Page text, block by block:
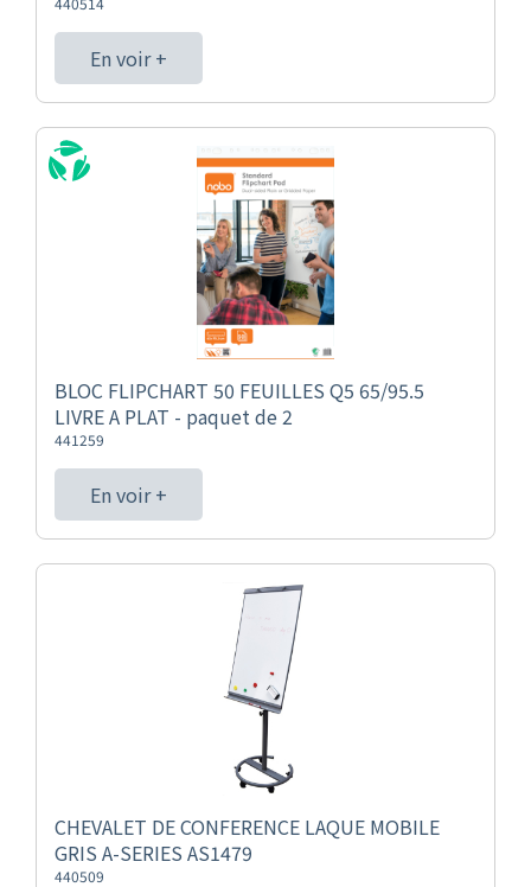
En voir +
BLOC FLIPCHART 50 FEUILLES Q5 65/95.5
LIVRE A PLAT - paquet de 2
441259
En voir +
CHEVALET DE CONFERENCE LAQUE MOBILE
GRIS A-SERIES AS1479
440509